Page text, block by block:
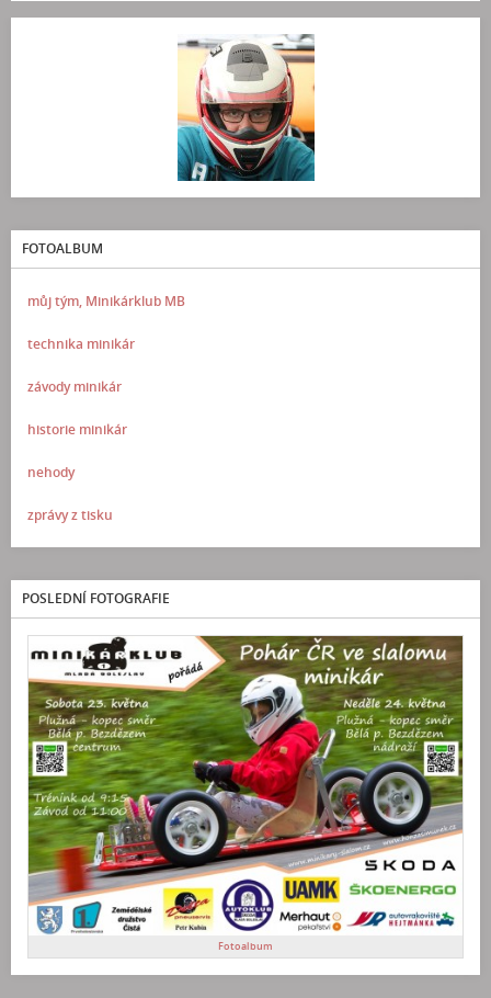
FOTOALBUM
můj tým, Minikárklub MB
technika minikár
závody minikár
historie minikár
nehody
zprávy z tisku
POSLEDNÍ FOTOGRAFIE
Fotoalbum